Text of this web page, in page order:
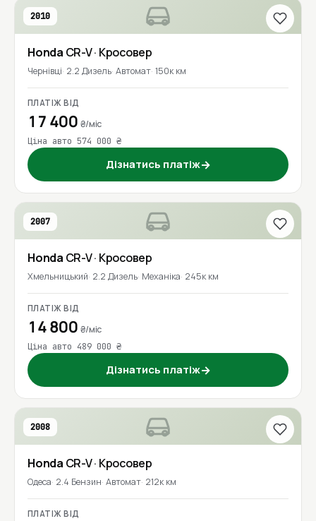
2010
Honda CR-V· Кросовер
Чернівці 2.2 Дизель Автомат 150к км
ПЛАТІЖ ВІД
17 400 ₴/міс
Ціна авто 574 000 ₴
Дізнатись платіж→
2007
Honda CR-V· Кросовер
Хмельницький 2.2 Дизель Механіка 245к км
ПЛАТІЖ ВІД
14 800 ₴/міс
Ціна авто 489 000 ₴
Дізнатись платіж→
2008
Honda CR-V· Кросовер
Одеса 2.4 Бензин Автомат 212к км
ПЛАТІЖ ВІД